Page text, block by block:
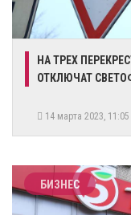
​НА ТРЕХ
ОТКЛЮЧАТ
14 марта 2023, 11:05
БИЗНЕС